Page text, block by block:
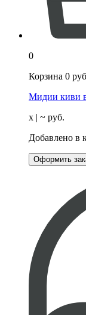
0
Корзина 0
Мидии киви
х | ~ руб.
Добавлено в
Оформить